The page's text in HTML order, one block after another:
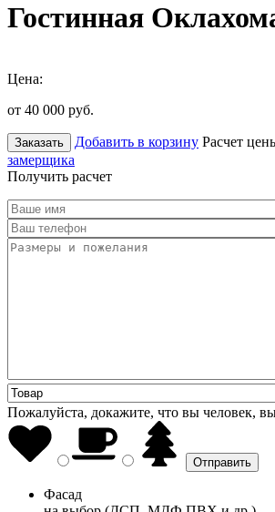
Гостинная
Цена:
от 40 000 руб.
Заказать Добавить в корзину Расчет
замерщика
Получить расчет
Пожалуйста, докажите, что вы человек,
Фасад